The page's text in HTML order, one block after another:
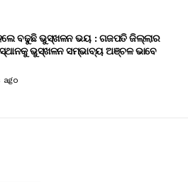
ବଢୁଛି ଭୁସ୍ଖଳନ ଭୟ : ଗଜପତି ଜିଲ୍ଲାର
ଭୁସ୍ଖଳନ ସମ୍ଭାବ୍ୟ ଅଞ୍ଚଳ ଭାବେ
ago